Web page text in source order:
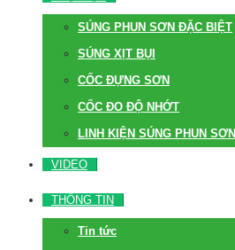
SÚNG PHUN SƠN ĐẶC BIỆT
SÚNG XỊT BỤI
CỐC ĐỰNG SƠN
CỐC ĐO ĐỘ NHỚT
LINH KIỆN SÚNG PHUN SƠN
VIDEO
THÔNG TIN
Tin tức